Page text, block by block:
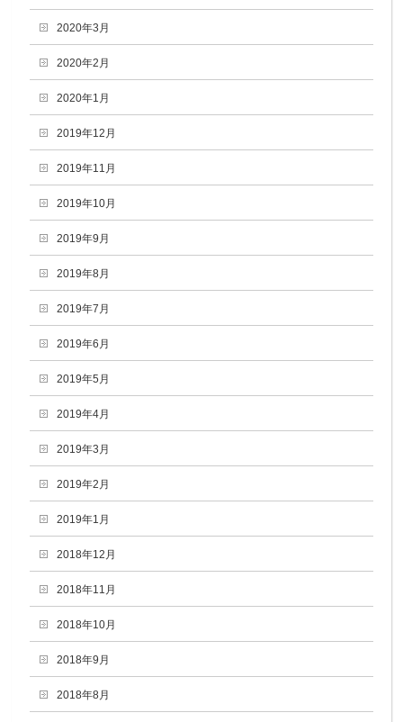
2020年3月
2020年2月
2020年1月
2019年12月
2019年11月
2019年10月
2019年9月
2019年8月
2019年7月
2019年6月
2019年5月
2019年4月
2019年3月
2019年2月
2019年1月
2018年12月
2018年11月
2018年10月
2018年9月
2018年8月